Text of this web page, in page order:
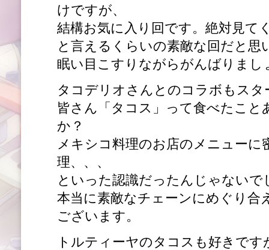
けですが、
結構お気に入り回です。絶対見て
と言えるくらいの素敵な回だと思
眠い目こすりながらがんばりまし
タコデリオさんとのコラボもス
皆さん「タコス」って食べたこと
か？
メキシコ料理のお店のメニューに
理、、、
といった認識だったんじゃないで
本当に素敵なチェーンにめぐり合
ございます。
トルティーヤのタコスも好きで